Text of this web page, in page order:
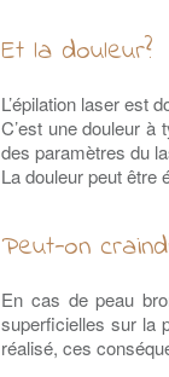
Et la douleur?
L’épilation laser est
C’est une douleur
des paramètres du
La douleur peut être
Peut-on
En cas de peau
superficielles sur la
réalisé, ces